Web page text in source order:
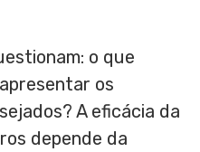
o que
os
A eficácia da
depende da